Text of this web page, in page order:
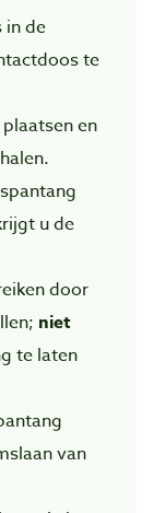
in de
te
en
u de
door
niet
te laten
van